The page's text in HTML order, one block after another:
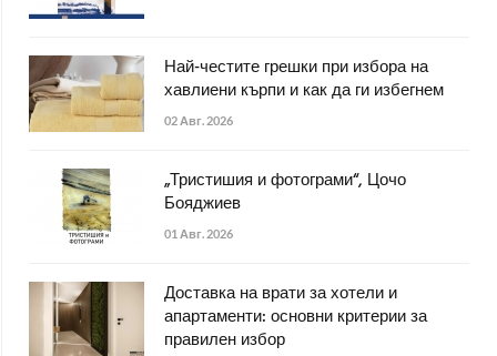
Най-честите грешки при избора на
хавлиени кърпи и как да ги избегнем
02 Авг. 2026
„Тристишия и фотограми“, Цочо
Бояджиев
01 Авг. 2026
Доставка на врати за хотели и
апартаменти: основни критерии за
правилен избор